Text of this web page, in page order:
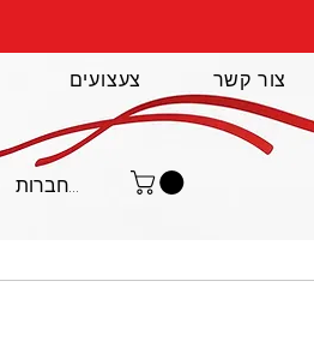
להתחברות
צעצועים צור קשר